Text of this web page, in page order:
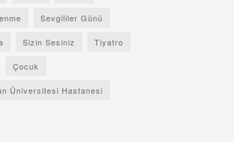
Sevgililer Günü
Sizin Sesiniz Tiyatro
Çocuk
Üniversitesi Hastanesi